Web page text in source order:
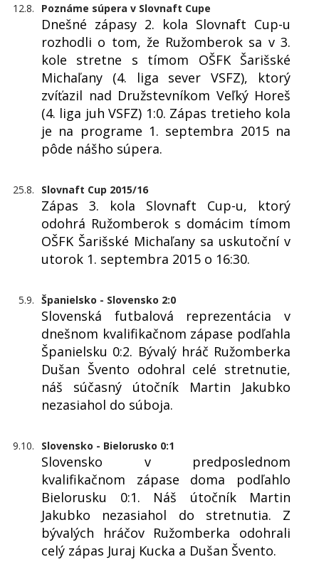
12.8. Poznáme súpera v Slovnaft Cupe
Dnešné zápasy 2. kola Slovnaft Cup-u
rozhodli o tom, že Ružomberok sa v 3.
kole stretne s tímom OŠFK Šarišské
Michaľany (4. liga sever VSFZ), ktorý
zvíťazil nad Družstevníkom Veľký Horeš
(4. liga juh VSFZ) 1:0. Zápas tretieho kola
je na programe 1. septembra 2015 na
pôde nášho súpera.
25.8. Slovnaft Cup 2015/16
Zápas 3. kola Slovnaft Cup-u, ktorý
odohrá Ružomberok s domácim tímom
OŠFK Šarišské Michaľany sa uskutoční v
utorok 1. septembra 2015 o 16:30.
5.9. Španielsko - Slovensko 2:0
Slovenská futbalová reprezentácia v
dnešnom kvalifikačnom zápase podľahla
Španielsku 0:2. Bývalý hráč Ružomberka
Dušan Švento odohral celé stretnutie,
náš súčasný útočník Martin Jakubko
nezasiahol do súboja.
9.10. Slovensko - Bielorusko 0:1
Slovensko v predposlednom
kvalifikačnom zápase doma podľahlo
Bielorusku 0:1. Náš útočník Martin
Jakubko nezasiahol do stretnutia. Z
bývalých hráčov Ružomberka odohrali
celý zápas Juraj Kucka a Dušan Švento.